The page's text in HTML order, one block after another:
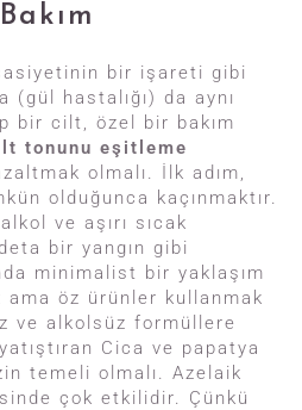
bir işareti gibi
(gül hastalığı) da aynı
bir cilt, özel bir bakım
tonunu eşitleme
olmalı. İlk adım,
olduğunca kaçınmaktır.
ve aşırı sıcak
bir yangın gibi
minimalist bir yaklaşım
öz ürünler kullanmak
ve alkolsüz formüllere
Cica ve papatya
temeli olmalı. Azelaik
çok etkilidir. Çünkü